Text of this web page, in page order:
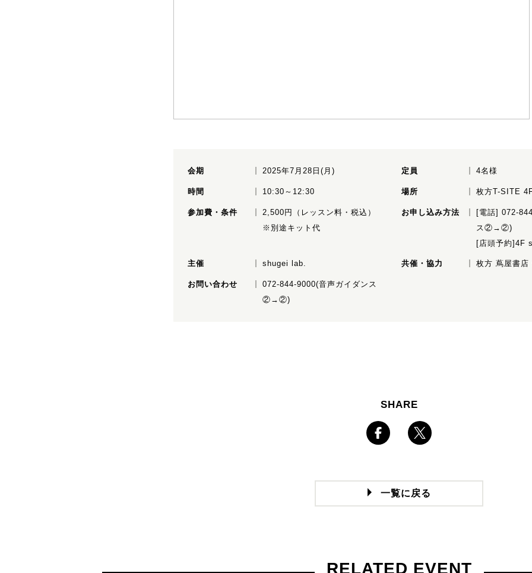
会期 2025年7月28日(月) 定員 4名様
時間 10:30～12:30 場所 枚方T-SITE
参加費・条件
2,500円（レッスン料・税込）
※別途キット代
お申し込み方法
[電話] 072-
ス②→②)
[店頭予約]4F
主催 shugei lab. 共催・協力 枚方 蔦屋書店
お問い合わせ
072-844-9000(音声ガイダンス
②→②)
SHARE
一覧に戻る
RELATED EVENT